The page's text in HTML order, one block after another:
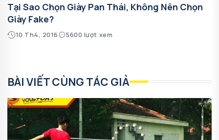
Tại Sao Chọn Giày Pan Thái, Không Nên Chọn
Giày Fake?
10 Th4, 2016 5600 lượt xem
BÀI VIẾT CÙNG TÁC GIẢ